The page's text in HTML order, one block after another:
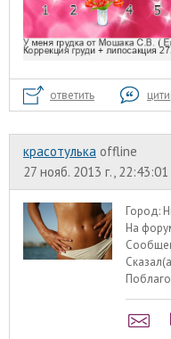
ответить
красотулька offline
27 нояб. 2013 г., 22:43:01
Город:
На